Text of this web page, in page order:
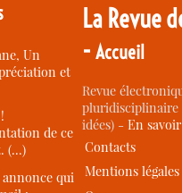
Un
et
de ce
(…)
qui
La Revue
-Accueil
Revue
idées) -En
Contacts
Mentions légales